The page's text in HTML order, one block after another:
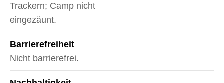
Trackern; Camp nicht
eingezäunt.
Barrierefreiheit
Nicht barrierefrei.